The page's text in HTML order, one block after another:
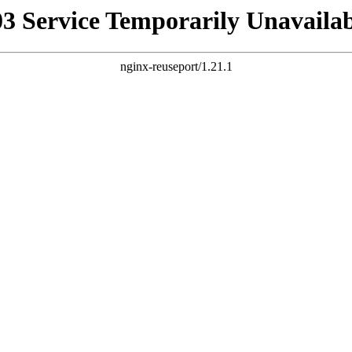
Service Temporarily
nginx-reuseport/1.21.1